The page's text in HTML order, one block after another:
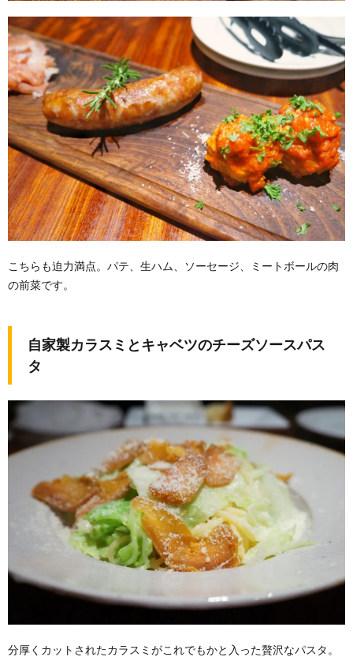
こちらも迫力満点。パテ、生ハム、ソーセージ、ミートボールの肉
の前菜です。
自家製カラスミとキャベツのチーズソースパス
タ
分厚くカットされたカラスミがこれでもかと入った贅沢なパスタ。